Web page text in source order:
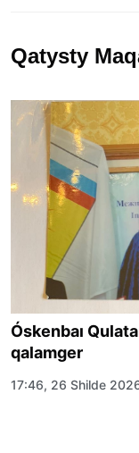
Qatysty
Óskenbaı
qalamger
17:46, 26 Shilde